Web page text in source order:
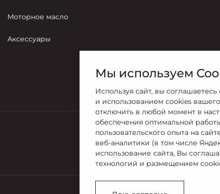
Моторное масло
Аксессуары
Продажи
+7 (812) 600 70 00
Мы используем
Используя сайт, вы соглашаетесь
и использованием cookies
отключить в любой момент в
обеспечения оптимальной
пользовательского опыта на
веб-аналитики (в том числе
использование сайта, Вы
технологий и размещением